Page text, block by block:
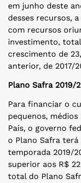
em junho deste
desses recursos,
com recursos
investimento,
crescimento de
anterior, de 2017/
Plano Safra 2019/
Para financiar o
pequenos,
País, o governo
o Plano Safra
temporada 2019/
superior aos R$
total do Plano